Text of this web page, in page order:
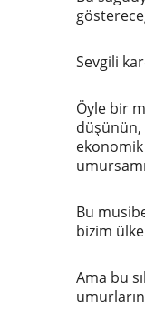
Sevgili
Öyle bir
düşünün,
Bu
bizim
Ama bu